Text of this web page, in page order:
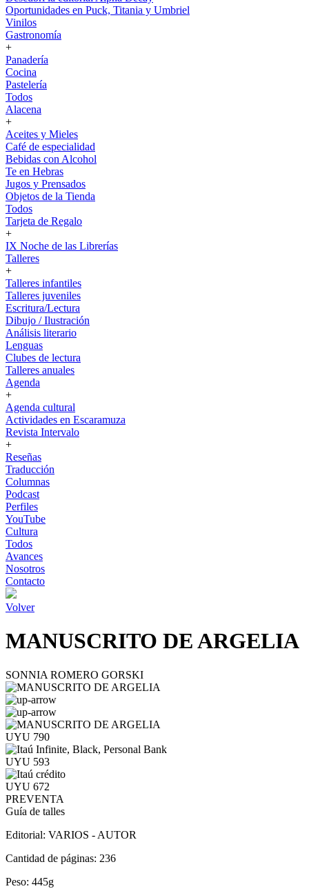
Oportunidades en Puck, Titania y Umbriel
Vinilos
Gastronomía
+
Panadería
Cocina
Pastelería
Todos
Alacena
+
Aceites y Mieles
Café de especialidad
Bebidas con Alcohol
Te en Hebras
Jugos y Prensados
Objetos de la Tienda
Todos
Tarjeta de Regalo
+
IX Noche de las Librerías
Talleres
+
Talleres infantiles
Talleres juveniles
Escritura/Lectura
Dibujo / Ilustración
Análisis literario
Lenguas
Clubes de lectura
Talleres anuales
Agenda
+
Agenda cultural
Actividades en Escaramuza
Revista Intervalo
+
Reseñas
Traducción
Columnas
Podcast
Perfiles
YouTube
Cultura
Todos
Avances
Nosotros
Contacto
Volver
MANUSCRITO DE ARGELIA
SONNIA ROMERO GORSKI
UYU 790
UYU 593
UYU 672
PREVENTA
Guía de talles
Editorial: VARIOS - AUTOR
Cantidad de páginas: 236
Peso: 445g